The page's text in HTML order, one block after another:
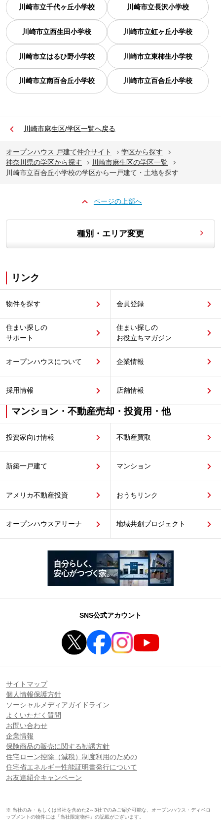
川崎市立千代ヶ丘小学校 川崎市立長沢小学校
川崎市立西生田小学校 川崎市立虹ヶ丘小学校
川崎市立はるひ野小学校 川崎市立東柿生小学校
川崎市立南百合丘小学校 川崎市立百合丘小学校
川崎市麻生区/学区一覧へ戻る
オープンハウス 戸建て仲介サイト
学区から探す
神奈川県の学区から探す
川崎市麻生区の学区一覧
川崎市立百合丘小学校の学区から一戸建て・土地を探す
ページの上部へ
種別・エリア変更
リンク
物件を探す 会員登録
住まい探しの
サポート
住まい探しの
お役立ちマガジン
オープンハウスについて 企業情報
採用情報 店舗情報
マンション・不動産売却・投資用・他
投資家向け情報 不動産買取
新築一戸建て マンション
アメリカ不動産投資 おうちリンク
オープンハウスアリーナ 地域共創プロジェクト
SNS公式アカウント
サイトマップ
個人情報保護方針
ソーシャルメディアガイドライン
よくいただく質問
お問い合わせ
企業情報
保険商品の販売に関する勧誘方針
住宅ローン控除（減税）制度利用のための
住宅省エネルギー性能証明書発行について
お友達紹介キャンペーン
※ 当社のみ・もしくは当社を含めた2～3社でのみご紹介可能な、オープンハウス・ディベロ
ップメントの物件には「当社限定物件」の記載がございます。